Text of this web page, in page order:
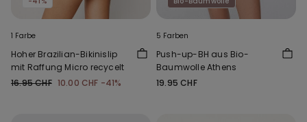
1 Farbe
Hoher Brazilian-Bikinislip
mit Raffung Micro recycelt
16.95 CHF 10.00 CHF -41%
5 Farben
Push-up-BH aus Bio-
Baumwolle Athens
19.95 CHF